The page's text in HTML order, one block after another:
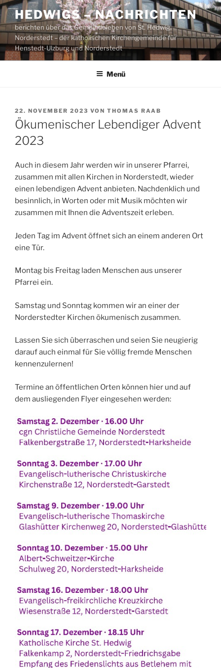
Zum
Inhalt
springen
HEDWIGS – NACHRICHTEN
berichten über das Gemeindeleben von St. Hedwig,
Norderstedt – der katholischen Kirchengemeinde für
Henstedt-Ulzburg und Norderstedt
Menü
VERÖFFENTLICHT
AM
22. NOVEMBER 2023 VON THOMAS RAAB
Ökumenischer Lebendiger Advent
2023
Auch in diesem Jahr werden wir in unserer Pfarrei,
zusammen mit allen Kirchen in Norderstedt, wieder
einen lebendigen Advent anbieten. Nachdenklich und
besinnlich, in Worten oder mit Musik möchten wir
zusammen mit Ihnen die Adventszeit erleben.
Jeden Tag im Advent öffnet sich an einem anderen Ort
eine Tür.
Montag bis Freitag laden Menschen aus unserer
Pfarrei ein.
Samstag und Sonntag kommen wir an einer der
Norderstedter Kirchen ökumenisch zusammen.
Lassen Sie sich überraschen und seien Sie neugierig
darauf auch einmal für Sie völlig fremde Menschen
kennenzulernen!
Termine an öffentlichen Orten können hier und auf
dem ausliegenden Flyer eingesehen werden: